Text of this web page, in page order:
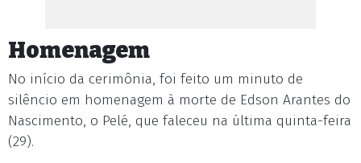
Homenagem
No início da cerimônia, foi feito um minuto de
silêncio em homenagem à morte de Edson Arantes do
Nascimento, o Pelé, que faleceu na última quinta-feira
(29).